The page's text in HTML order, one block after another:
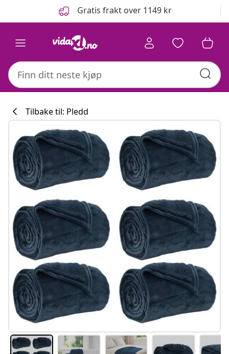
Gratis frakt over 1149 kr
Tilbake til: Pledd